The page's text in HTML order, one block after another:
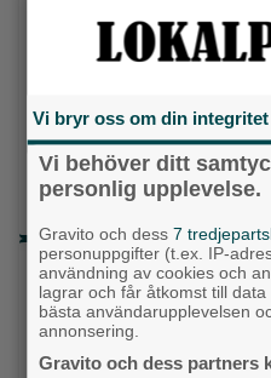
Kristdemokraterna
Liberalerna
Vet ej
Topp tre
Milstolpen: Ny
järnvägen
Vi bryr oss om din integritet
Vi behöver ditt
personlig upplevelse.
Gravito och dess7
personuppgifter (t.ex. IP-
användning av cookies och
lagrar och får åtkomst till
bästa användarupplevelsen
annonsering.
Gravito och dess partners